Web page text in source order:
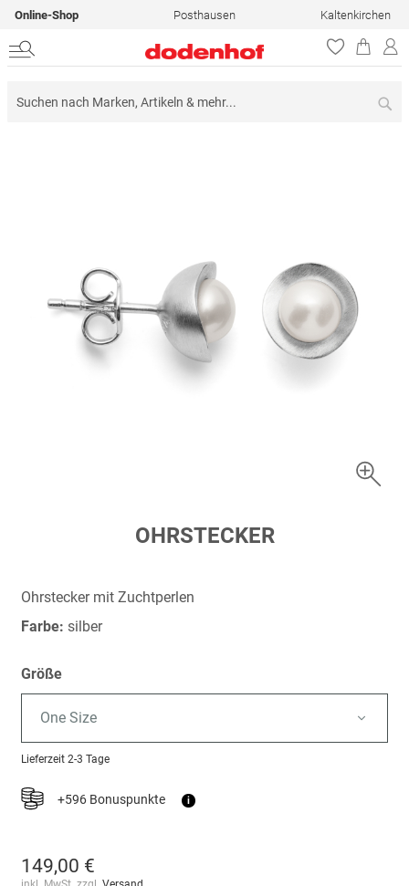
Online-Shop Posthausen Kaltenkirchen
springen
OHRSTECKER
Ohrstecker mit Zuchtperlen
Farbe: silber
Größe
One Size
Lieferzeit 2-3 Tage
+596 Bonuspunkte i
149,00 €